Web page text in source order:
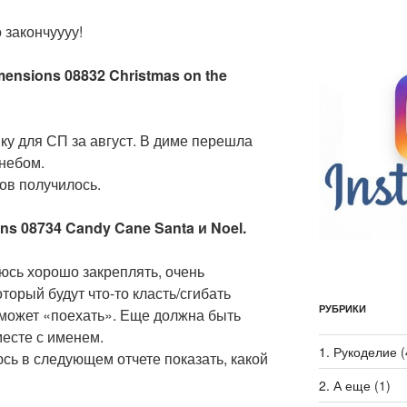
08832 Christmas on the
для СП за август. В диме перешла
получилось.
08734 Candy Cane Santa и Noel.
хорошо закреплять, очень
будут что-то класть/сгибать
«поехать». Еще должна быть
с именем.
в следующем отчете показать, какой
РУБРИКИ
1. Рукоделие
2. А еще(1)